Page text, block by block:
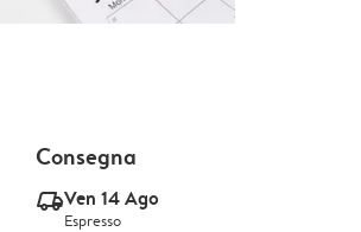
Consegna
delivery_express_v2Ven 14 Ago
Espresso